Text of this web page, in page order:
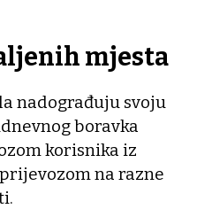
mjesta
nadograđuju svoju
boravka
korisnika iz
na razne